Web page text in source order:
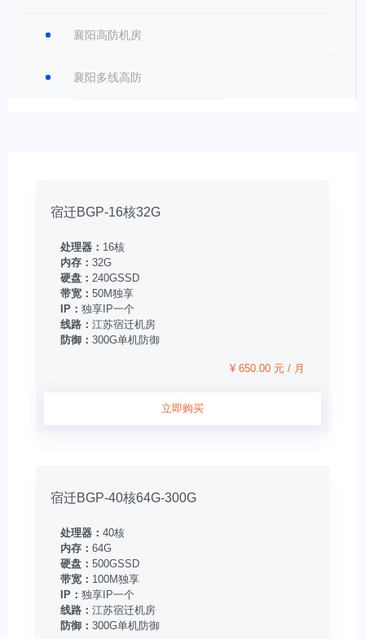
襄阳高防机房
襄阳多线高防
宿迁BGP-16核32G
处理器： 16核
内存： 32G
硬盘： 240GSSD
带宽： 50M独享
IP： 独享IP一个
线路： 江苏宿迁机房
防御： 300G单机防御
¥ 650.00 元 / 月
立即购买
宿迁BGP-40核64G-300G
处理器： 40核
内存： 64G
硬盘： 500GSSD
带宽： 100M独享
IP： 独享IP一个
线路： 江苏宿迁机房
防御： 300G单机防御